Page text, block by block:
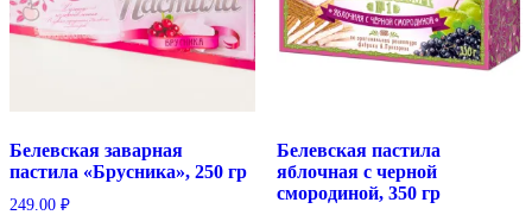
Белевская заварная
пастила «Брусника», 250 гр
249.00 ₽
Белевская пастила
яблочная с черной
смородиной, 350 гр